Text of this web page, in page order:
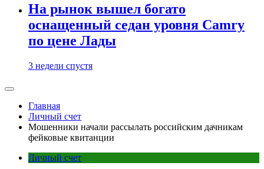
На рынок вышел богато
оснащенный седан уровня Camry
по цене Лады
3 недели спустя
Главная
Личный счет
Мошенники начали рассылать российским дачникам
фейковые квитанции
Личный счет